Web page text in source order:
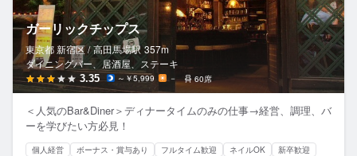
ガーリックチップス
東京都 新宿区 / 高田馬場駅 357m
ダイニングバー、居酒屋、ステーキ
3.35 ～￥5,999 － 60席
＜人気のBar&Diner＞ディナータイムのみの仕事→経営、調理、バ
ーを学びたい方必見！
個人経営 ボーナス・賞与あり フルタイム歓迎 ネイルOK 新卒歓迎